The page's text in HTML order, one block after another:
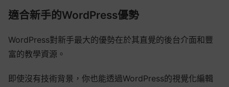
適合新手的WordPress優勢
WordPress對新手最大的優勢在於其直覺的後台介面和豐
富的教學資源。
即使沒有技術背景，你也能透過WordPress的視覺化編輯